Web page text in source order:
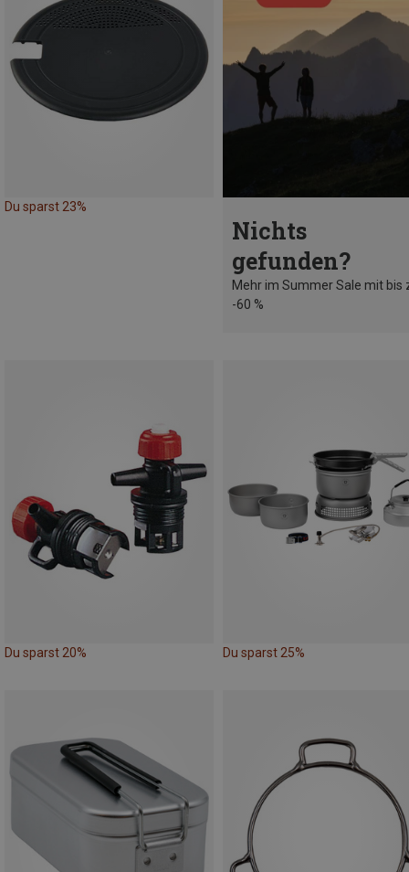
Du sparst 23%
Nichts
gefunden?
Mehr im Summer Sale mit bis
-60 %
Du sparst 20% Du sparst 25%